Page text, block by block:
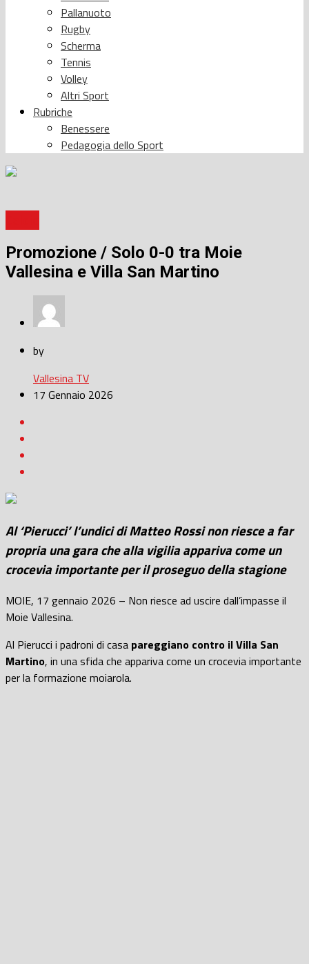
Pallanuoto
Rugby
Scherma
Tennis
Volley
Altri Sport
Rubriche
Benessere
Pedagogia dello Sport
Promozione / Solo 0-0 tra Moie
Vallesina e Villa San Martino
by
Vallesina TV
17 Gennaio 2026
Al ‘Pierucci’ l’undici di Matteo Rossi non riesce a far
propria una gara che alla vigilia appariva come un
crocevia importante per il proseguo della stagione
MOIE, 17 gennaio 2026 – Non riesce ad uscire dall’impasse il
Moie Vallesina.
Al Pierucci i padroni di casa pareggiano contro il Villa San
Martino, in una sfida che appariva come un crocevia importante
per la formazione moiarola.